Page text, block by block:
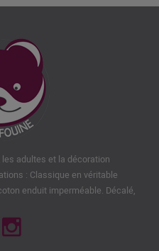
adultes et la décoration
: Classique en véritable
enduit imperméable. Décalé,